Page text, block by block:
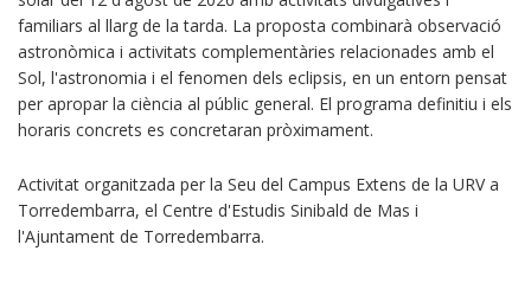
familiars al llarg de la tarda. La proposta combinarà observació
astronòmica i activitats complementàries relacionades amb el
Sol, l'astronomia i el fenomen dels eclipsis, en un entorn pensat
per apropar la ciència al públic general. El programa definitiu i els
horaris concrets es concretaran pròximament.
Activitat organitzada per la Seu del Campus Extens de la URV a
Torredembarra, el Centre d'Estudis Sinibald de Mas i
l'Ajuntament de Torredembarra.